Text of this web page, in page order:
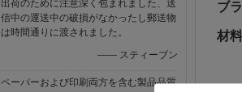
出荷のために注意深く包まれました、送
信中の運送中の破損がなかったし郵送物
は時間通りに渡されました。
—— スティーブン
ペーパーおよび印刷両方を含む製品品質
ブ
材料